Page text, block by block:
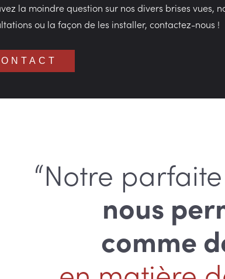
la moindre question sur nos divers brises vues,
ou la façon de les installer,contactez-nous !
“Notre
nous
comme